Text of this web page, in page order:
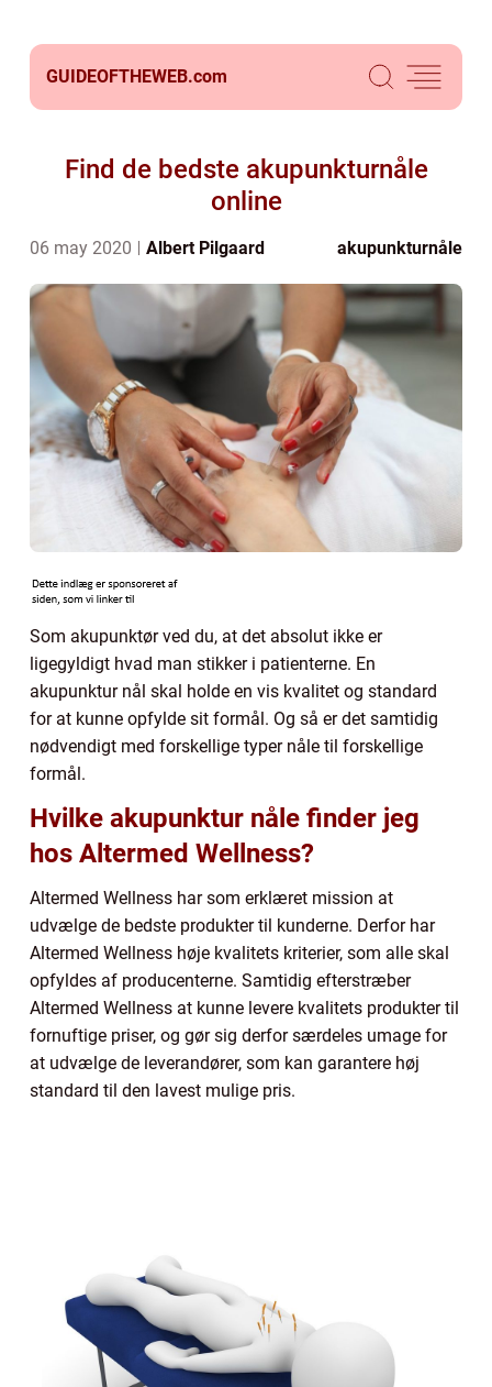
GUIDEOFTHEWEB.com
Find de bedste akupunkturnåle
online
06 may 2020 Albert Pilgaard akupunkturnåle
Som akupunktør ved du, at det absolut ikke er
ligegyldigt hvad man stikker i patienterne. En
akupunktur nål skal holde en vis kvalitet og standard
for at kunne opfylde sit formål. Og så er det samtidig
nødvendigt med forskellige typer nåle til forskellige
formål.
Hvilke akupunktur nåle finder jeg
hos Altermed Wellness?
Altermed Wellness har som erklæret mission at
udvælge de bedste produkter til kunderne. Derfor har
Altermed Wellness høje kvalitets kriterier, som alle skal
opfyldes af producenterne. Samtidig efterstræber
Altermed Wellness at kunne levere kvalitets produkter til
fornuftige priser, og gør sig derfor særdeles umage for
at udvælge de leverandører, som kan garantere høj
standard til den lavest mulige pris.